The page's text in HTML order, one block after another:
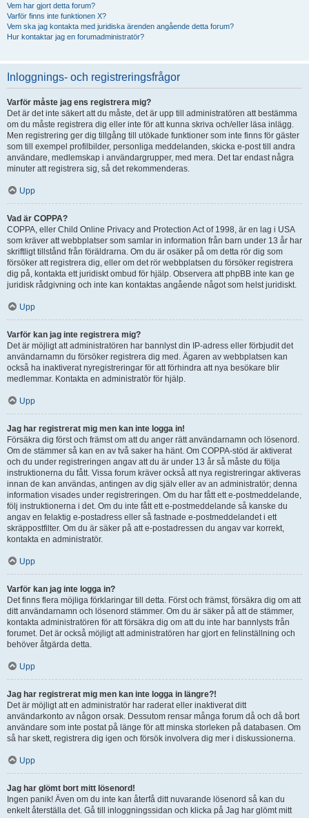
Vem har gjort detta forum?
Varför finns inte funktionen X?
Vem ska jag kontakta med juridiska ärenden angående detta forum?
Hur kontaktar jag en forumadministratör?
Inloggnings- och registreringsfrågor
Varför måste jag ens registrera mig?
Det är det inte säkert att du måste, det är upp till administratören att bestämma
om du måste registrera dig eller inte för att kunna skriva och/eller läsa inlägg.
Men registrering ger dig tillgång till utökade funktioner som inte finns för gäster
som till exempel profilbilder, personliga meddelanden, skicka e-post till andra
användare, medlemskap i användargrupper, med mera. Det tar endast några
minuter att registrera sig, så det rekommenderas.
Upp
Vad är COPPA?
COPPA, eller Child Online Privacy and Protection Act of 1998, är en lag i USA
som kräver att webbplatser som samlar in information från barn under 13 år har
skriftligt tillstånd från föräldrarna. Om du är osäker på om detta rör dig som
försöker att registrera dig, eller om det rör webbplatsen du försöker registrera
dig på, kontakta ett juridiskt ombud för hjälp. Observera att phpBB inte kan ge
juridisk rådgivning och inte kan kontaktas angående något som helst juridiskt.
Upp
Varför kan jag inte registrera mig?
Det är möjligt att administratören har bannlyst din IP-adress eller förbjudit det
användarnamn du försöker registrera dig med. Ägaren av webbplatsen kan
också ha inaktiverat nyregistreringar för att förhindra att nya besökare blir
medlemmar. Kontakta en administratör för hjälp.
Upp
Jag har registrerat mig men kan inte logga in!
Försäkra dig först och främst om att du anger rätt användarnamn och lösenord.
Om de stämmer så kan en av två saker ha hänt. Om COPPA-stöd är aktiverat
och du under registreringen angav att du är under 13 år så måste du följa
instruktionerna du fått. Vissa forum kräver också att nya registreringar aktiveras
innan de kan användas, antingen av dig själv eller av an administratör; denna
information visades under registreringen. Om du har fått ett e-postmeddelande,
följ instruktionerna i det. Om du inte fått ett e-postmeddelande så kanske du
angav en felaktig e-postadress eller så fastnade e-postmeddelandet i ett
skräppostfilter. Om du är säker på att e-postadressen du angav var korrekt,
kontakta en administratör.
Upp
Varför kan jag inte logga in?
Det finns flera möjliga förklaringar till detta. Först och främst, försäkra dig om att
ditt användarnamn och lösenord stämmer. Om du är säker på att de stämmer,
kontakta administratören för att försäkra dig om att du inte har bannlysts från
forumet. Det är också möjligt att administratören har gjort en felinställning och
behöver åtgärda detta.
Upp
Jag har registrerat mig men kan inte logga in längre?!
Det är möjligt att en administratör har raderat eller inaktiverat ditt
användarkonto av någon orsak. Dessutom rensar många forum då och då bort
användare som inte postat på länge för att minska storleken på databasen. Om
så har skett, registrera dig igen och försök involvera dig mer i diskussionerna.
Upp
Jag har glömt bort mitt lösenord!
Ingen panik! Även om du inte kan återfå ditt nuvarande lösenord så kan du
enkelt återställa det. Gå till inloggningssidan och klicka på Jag har glömt mitt